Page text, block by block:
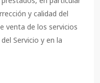
y calidad del
venta de los servicios
Servicio y en la